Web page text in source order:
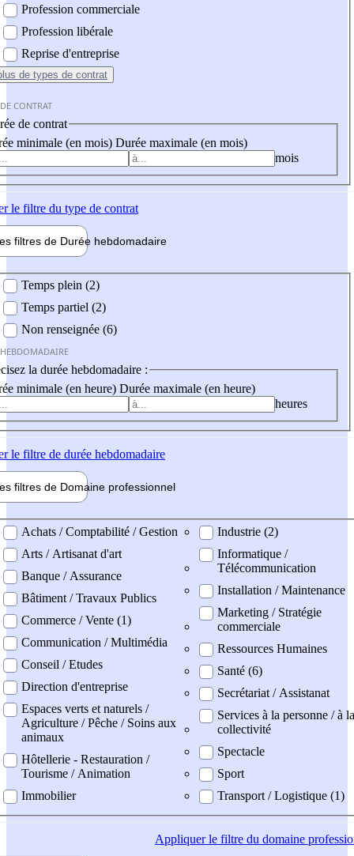
Profession commerciale
Profession libérale
Reprise d'entreprise
de types de contrat
CONTRAT
de contrat
minimale (en mois) Durée maximale (en mois)
mois
le filtre du type de contrat
filtres de Durée hebdomadaire
Temps plein (2)
Temps partiel (2)
Non renseignée (6)
la durée hebdomadaire :
minimale (en heure) Durée maximale (en heure)
heures
le filtre de durée hebdomadaire
filtres de Domaine professionnel
professionel
Achats / Comptabilité / Gestion
Arts / Artisanat d'art
Banque / Assurance
Bâtiment / Travaux Publics
Commerce / Vente (1)
Communication / Multimédia
Conseil / Etudes
Direction d'entreprise
Espaces verts et naturels /
Agriculture / Pêche / Soins aux
animaux
Hôtellerie - Restauration /
Tourisme / Animation
Immobilier
Industrie (2)
Informatique /
Télécommunication
Installation / Maintenance
Marketing / Stratégie
commerciale
Ressources Humaines
Santé (6)
Secrétariat / Assistanat
Services à la personne / à la
collectivité
Spectacle
Sport
Transport / Logistique (1)
Appliquerle filtre du domaine